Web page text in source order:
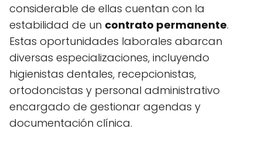
considerable de ellas cuentan con la
estabilidad de un contrato permanente.
Estas oportunidades laborales abarcan
diversas especializaciones, incluyendo
higienistas dentales, recepcionistas,
ortodoncistas y personal administrativo
encargado de gestionar agendas y
documentación clínica.